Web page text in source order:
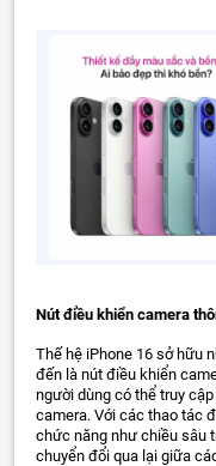
Nút điều khiển camera
Thế hệ iPhone 16 sở hữu
đến là nút điều khiển
người dùng có thể truy
camera. Với các thao tác
chức năng như chiều sâu
chuyển đổi qua lại giữa